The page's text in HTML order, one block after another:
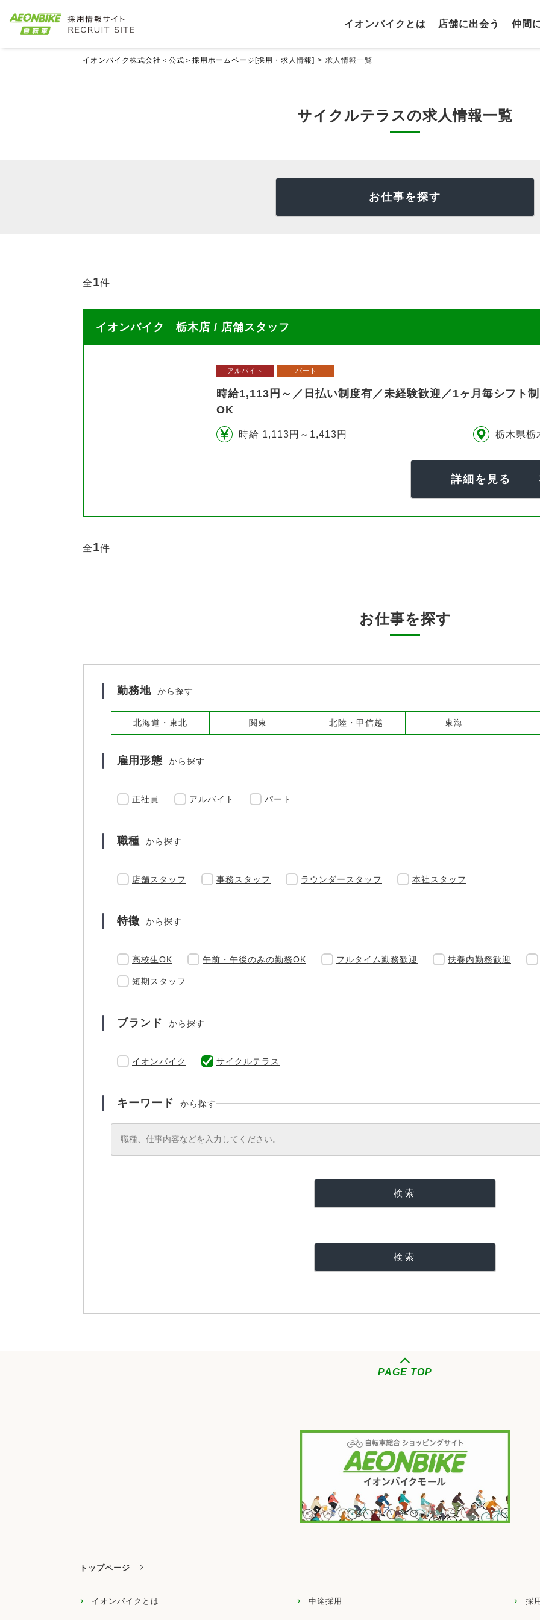
イオンバイクとは 店舗に出会う 仲間
イオンバイク株式会社＜公式＞採用ホームページ[採用・求人情報] 求人情報一覧
サイクルテラスの求人情報一覧
お仕事を探す
全1件
イオンバイク 栃木店 / 店舗スタッフ
アルバイト パート
時給1,113円～／日払い制度有／未経験歓迎／1ヶ月毎シフト
OK
時給 1,113円～1,413円 栃木県栃
詳細を見る
全1件
お仕事を探す
勤務地 から探す
北海道・東北 関東 北陸・甲信越 東海
雇用形態 から探す
正社員 アルバイト パート
職種 から探す
店舗スタッフ 事務スタッフ ラウンダースタッフ 本社スタッフ
特徴 から探す
高校生OK 午前・午後のみの勤務OK フルタイム勤務歓迎 扶養内勤務歓迎
短期スタッフ
ブランド から探す
イオンバイク サイクルテラス
キーワード から探す
PAGE TOP
トップページ
イオンバイクとは 中途採用 採